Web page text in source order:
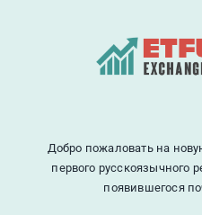
Добро пожаловать на
первого русскоязычного
появившегося